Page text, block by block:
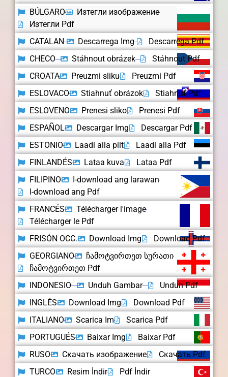
BÚLGARO
Изтегли изображение
Изтегли Pdf
CATALAN
Descarrega Img
Descarrega Pdf
CHECO
Stáhnout obrázek
Stáhnout Pdf
CROATA
Preuzmi sliku
Preuzmi Pdf
ESLOVACO
Stiahnuť obrázok
Stiahnuť Pdf
ESLOVENO
Prenesi sliko
Prenesi Pdf
ESPAÑOL
Descargar Img
Descargar Pdf
ESTONIO
Laadi alla pilt
Laadi alla Pdf
FINLANDÉS
Lataa kuva
Lataa Pdf
FILIPINO
I-download ang larawan
I-download ang Pdf
FRANCÉS
Télécharger l'image
Télécharger le Pdf
FRISÓN OCC.
Download Img
Download Pdf
GEORGIANO
ჩამოტვირთეთ სურათი
ჩამოტვირთეთ Pdf
INDONESIO
Unduh Gambar
Unduh Pdf
INGLÉS
Download Img
Download Pdf
ITALIANO
Scarica Im
Scarica Pdf
PORTUGUÉS
Baixar Img
Baixar Pdf
RUSO
Скачать изображение
Скачать Pdf
TURCO
Resim İndir Pdf İndir